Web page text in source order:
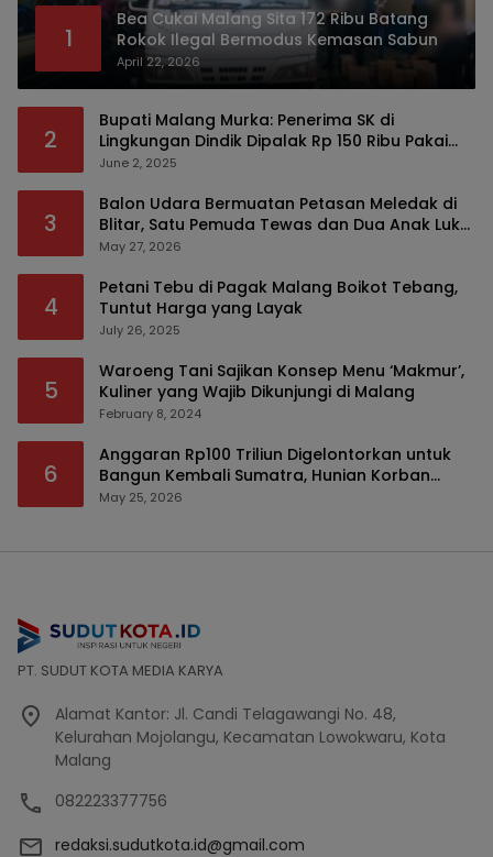
1
Bea Cukai Malang Sita 172 Ribu Batang
Rokok Ilegal Bermodus Kemasan Sabun
April 22, 2026
2
Bupati Malang Murka: Penerima SK di
Lingkungan Dindik Dipalak Rp 150 Ribu Pakai
Modus Tumpengan, KPK Turut Pantau
June 2, 2025
3
Balon Udara Bermuatan Petasan Meledak di
Blitar, Satu Pemuda Tewas dan Dua Anak Luka
Serius
May 27, 2026
4
Petani Tebu di Pagak Malang Boikot Tebang,
Tuntut Harga yang Layak
July 26, 2025
5
Waroeng Tani Sajikan Konsep Menu ‘Makmur’,
Kuliner yang Wajib Dikunjungi di Malang
February 8, 2024
6
Anggaran Rp100 Triliun Digelontorkan untuk
Bangun Kembali Sumatra, Hunian Korban
Bencana Bakal Difokuskan
May 25, 2026
PT. SUDUT KOTA MEDIA KARYA
Alamat Kantor: Jl. Candi Telagawangi No. 48,
Kelurahan Mojolangu, Kecamatan Lowokwaru, Kota
Malang
082223377756
redaksi.sudutkota.id@gmail.com